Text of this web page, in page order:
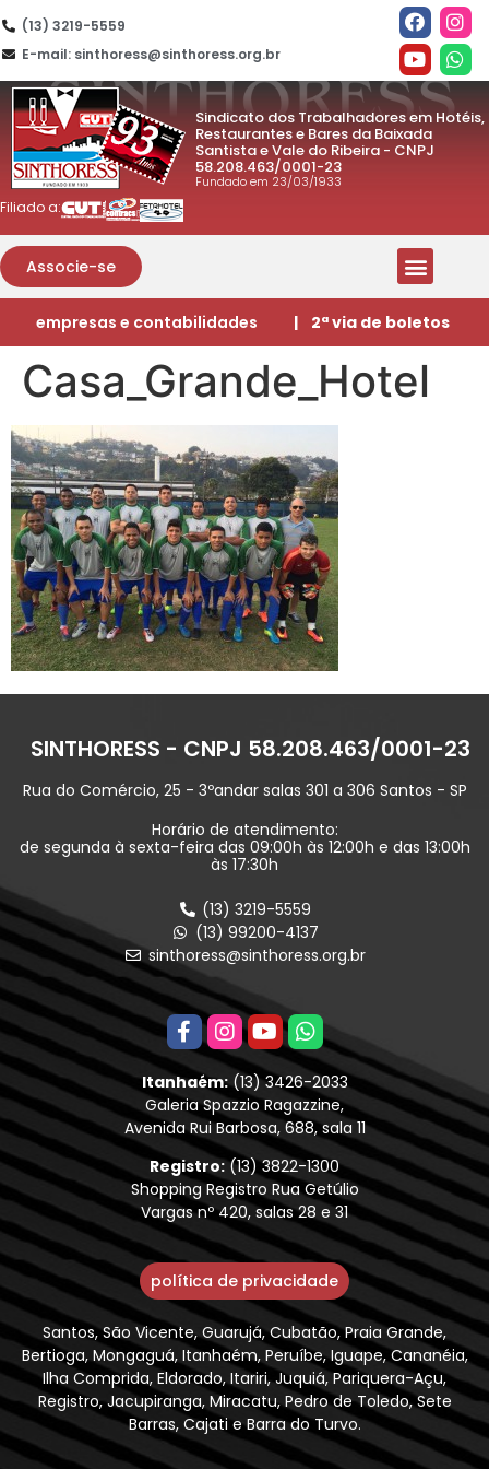
(13) 3219-5559
E-mail: sinthoress@sinthoress.org.br
Sindicato dos Trabalhadores em Hotéis,
Restaurantes e Bares da Baixada
Santista e Vale do Ribeira - CNPJ
58.208.463/0001-23
Fundado em 23/03/1933
Filiado a:
Associe-se
empresas e contabilidades | 2ª via de boletos
Casa_Grande_Hotel
SINTHORESS - CNPJ 58.208.463/0001-23
Rua do Comércio, 25 - 3ºandar salas 301 a 306 Santos - SP
Horário de atendimento:
de segunda à sexta-feira das 09:00h às 12:00h e das 13:00h
às 17:30h
(13) 3219-5559
(13) 99200-4137
sinthoress@sinthoress.org.br
Itanhaém:(13) 3426-2033
Galeria Spazzio Ragazzine,
Avenida Rui Barbosa, 688, sala 11
Registro:(13) 3822-1300
Shopping Registro Rua Getúlio
Vargas nº 420, salas 28 e 31
política de privacidade
Santos, São Vicente, Guarujá, Cubatão, Praia Grande,
Bertioga, Mongaguá, Itanhaém, Peruíbe, Iguape, Cananéia,
Ilha Comprida, Eldorado, Itariri, Juquiá, Pariquera-Açu,
Registro, Jacupiranga, Miracatu, Pedro de Toledo, Sete
Barras, Cajati e Barra do Turvo.